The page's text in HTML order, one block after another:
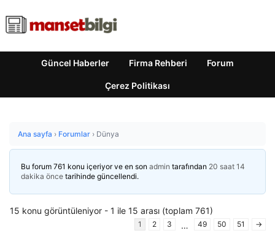
Güncel Haberler Firma Rehberi Forum
Çerez Politikası
Ana sayfa › Forumlar › Dünya
Bu forum 761 konu içeriyor ve en son admin tarafından 20 saat 14
dakika önce tarihinde güncellendi.
15 konu görüntüleniyor - 1 ile 15 arası (toplam 761)
1 2 3 … 49 50 51 →